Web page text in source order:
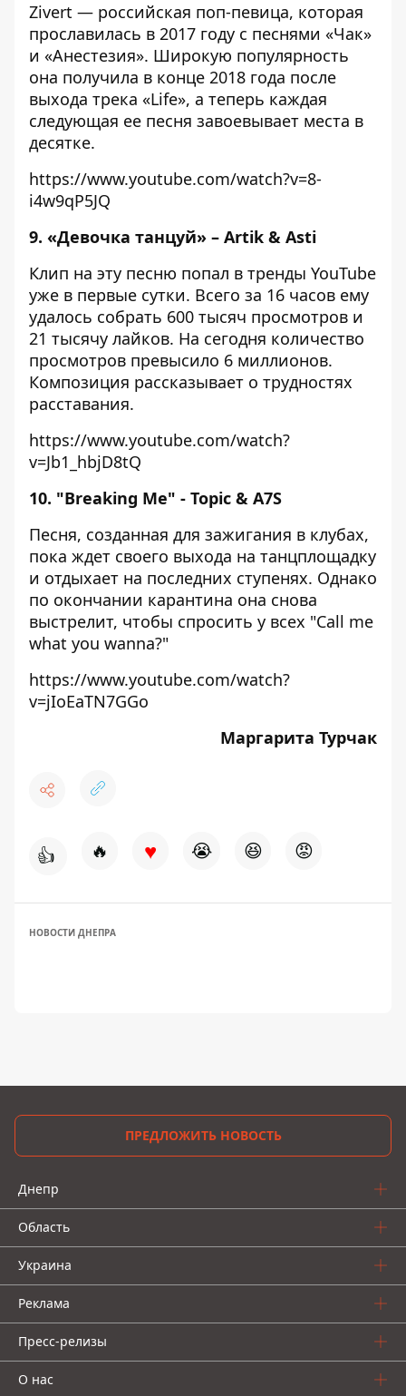
Zivert — российская поп-певица, которая
прославилась в 2017 году с песнями «Чак»
и «Анестезия». Широкую популярность
она получила в конце 2018 года после
выхода трека «Life», а теперь каждая
следующая ее песня завоевывает места в
десятке.
https://www.youtube.com/watch?v=8-
i4w9qP5JQ
9. «Девочка танцуй» – Artik & Asti
Клип на эту песню попал в тренды YouTube
уже в первые сутки. Всего за 16 часов ему
удалось собрать 600 тысяч просмотров и
21 тысячу лайков. На сегодня количество
просмотров превысило 6 миллионов.
Композиция рассказывает о трудностях
расставания.
https://www.youtube.com/watch?
v=Jb1_hbjD8tQ
10. "Breaking Me" - Topic & A7S
Песня, созданная для зажигания в клубах,
пока ждет своего выхода на танцплощадку
и отдыхает на последних ступенях. Однако
по окончании карантина она снова
выстрелит, чтобы спросить у всех "Call me
what you wanna?"
https://www.youtube.com/watch?
v=jIoEaTN7GGo
Маргарита Турчак
👍 🔥 ♥ 😭 😆 😡
НОВОСТИ ДНЕПРА
ПРЕДЛОЖИТЬ НОВОСТЬ
Днепр
Область
Украина
Реклама
Пресс-релизы
О нас